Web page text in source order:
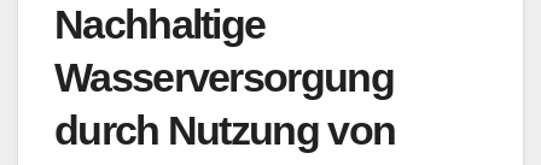
Nachhaltige
Wasserversorgung
durch Nutzung von